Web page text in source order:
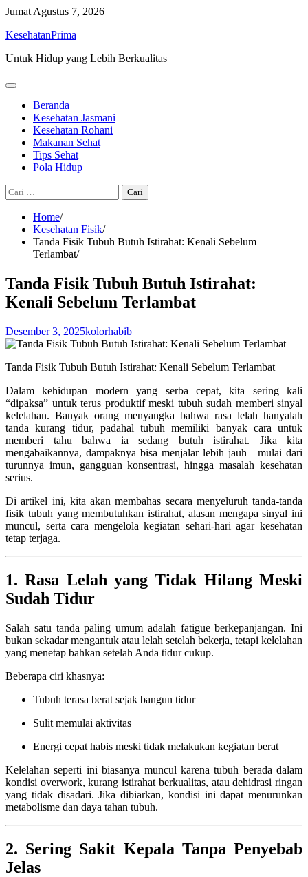
Skip
content
Jumat Agustus 7, 2026
KesehatanPrima
Untuk Hidup yang Lebih Berkualitas
Beranda
Kesehatan Jasmani
Kesehatan Rohani
Makanan Sehat
Tips Sehat
Pola Hidup
Cari
untuk:
Home
Kesehatan Fisik
Tanda Fisik Tubuh Butuh Istirahat: Kenali Sebelum
Terlambat
Tanda Fisik Tubuh Butuh Istirahat:
Kenali Sebelum Terlambat
Desember 3, 2025kolorhabib
Tanda Fisik Tubuh Butuh Istirahat: Kenali Sebelum Terlambat
Dalam kehidupan modern yang serba cepat, kita sering kali
“dipaksa” untuk terus produktif meski tubuh sudah memberi sinyal
kelelahan. Banyak orang menyangka bahwa rasa lelah hanyalah
tanda kurang tidur, padahal tubuh memiliki banyak cara untuk
memberi tahu bahwa ia sedang butuh istirahat. Jika kita
mengabaikannya, dampaknya bisa menjalar lebih jauh—mulai dari
turunnya imun, gangguan konsentrasi, hingga masalah kesehatan
serius.
Di artikel ini, kita akan membahas secara menyeluruh tanda-tanda
fisik tubuh yang membutuhkan istirahat, alasan mengapa sinyal ini
muncul, serta cara mengelola kegiatan sehari-hari agar kesehatan
tetap terjaga.
1. Rasa Lelah yang Tidak Hilang Meski
Sudah Tidur
Salah satu tanda paling umum adalah fatigue berkepanjangan. Ini
bukan sekadar mengantuk atau lelah setelah bekerja, tetapi kelelahan
yang menetap bahkan setelah Anda tidur cukup.
Beberapa ciri khasnya:
Tubuh terasa berat sejak bangun tidur
Sulit memulai aktivitas
Energi cepat habis meski tidak melakukan kegiatan berat
Kelelahan seperti ini biasanya muncul karena tubuh berada dalam
kondisi overwork, kurang istirahat berkualitas, atau dehidrasi ringan
yang tidak disadari. Jika dibiarkan, kondisi ini dapat menurunkan
metabolisme dan daya tahan tubuh.
2. Sering Sakit Kepala Tanpa Penyebab
Jelas